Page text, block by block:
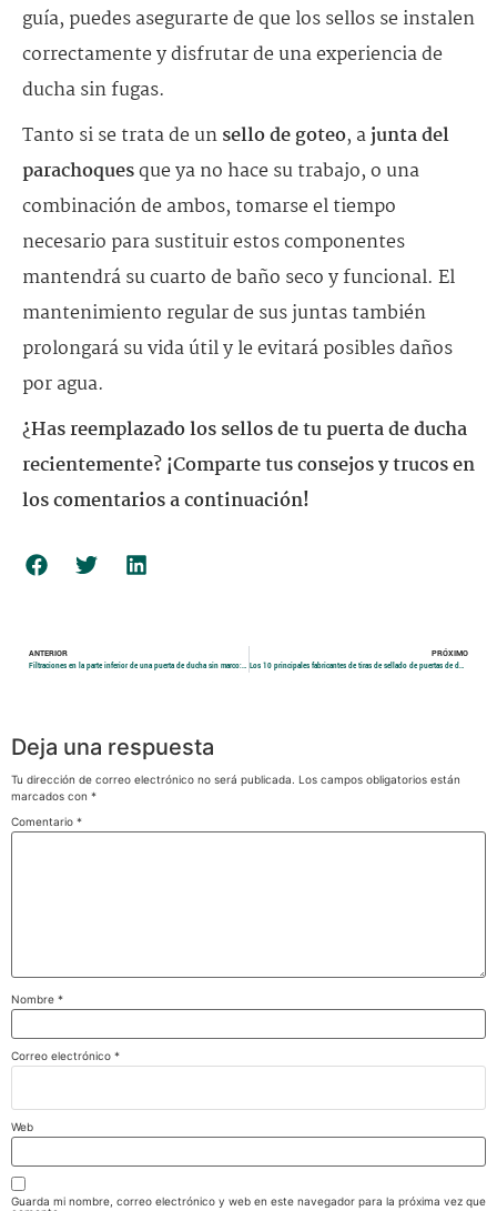
guía, puedes asegurarte de que los sellos se instalen
correctamente y disfrutar de una experiencia de
ducha sin fugas.
Tanto si se trata de unsello de goteo, ajunta del
parachoquesque ya no hace su trabajo, o una
combinación de ambos, tomarse el tiempo
necesario para sustituir estos componentes
mantendrá su cuarto de baño seco y funcional. El
mantenimiento regular de sus juntas también
prolongará su vida útil y le evitará posibles daños
por agua.
¿Has reemplazado los sellos de tu puerta de ducha
recientemente? ¡Comparte tus consejos y trucos en
los comentarios a continuación!
ANTERIOR
Filtraciones en la parte inferior de una puerta de ducha sin marco: Causas, Soluciones y Prevención
PRÓXIMO
Los 10 principales fabricantes de tiras de sellado de puertas de ducha negras en China
Deja una respuesta
Tu dirección de correo electrónico no será publicada. Los campos obligatorios están
marcados con *
Comentario *
Nombre *
Correo electrónico *
Web
Guarda mi nombre, correo electrónico y web en este navegador para la próxima vez que